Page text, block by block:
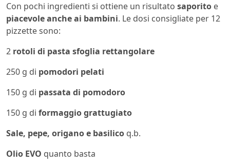
Con pochi ingredienti si ottiene un risultato saporito e
piacevole anche ai bambini. Le dosi consigliate per 12
pizzette sono:
2 rotoli di pasta sfoglia rettangolare
250 g di pomodori pelati
150 g di passata di pomodoro
150 g di formaggio grattugiato
Sale, pepe, origano e basilico q.b.
Olio EVO quanto basta